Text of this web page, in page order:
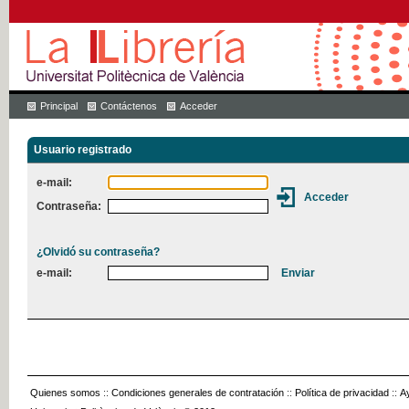
Principal Contáctenos Acceder
Usuario registrado
e-mail:
Contraseña:
¿Olvidó su contraseña?
e-mail:
Quienes somos :: Condiciones generales de contratación :: Política de privacidad ::